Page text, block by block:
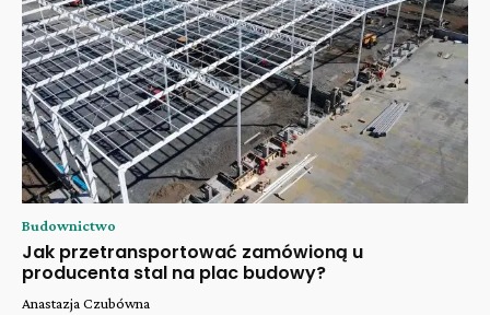
Budownictwo
Jak przetransportować zamówioną u
producenta stal na plac budowy?
Anastazja Czubówna